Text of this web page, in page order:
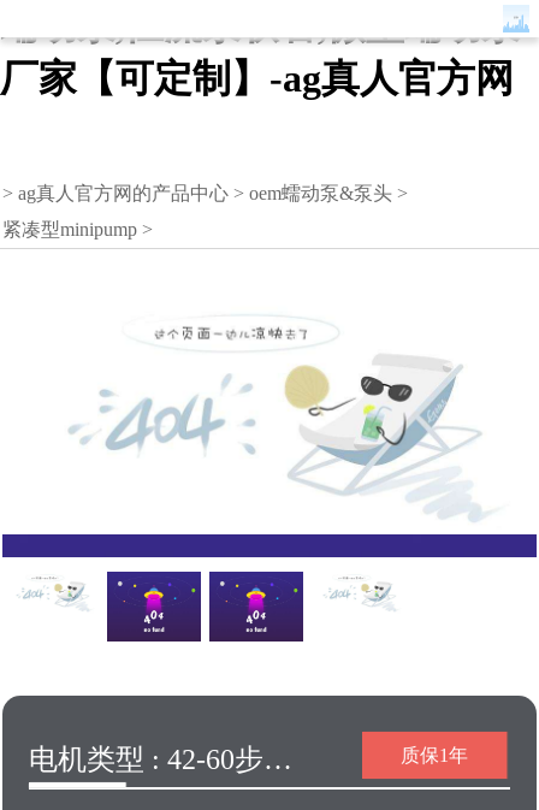
蠕动泵,恒流泵软管,微型蠕动泵
厂家【可定制】-ag真人官方网
>ag真人官方网的产品中心 >oem蠕动泵&泵头 >
紧凑型minipump >
电机类型 : 42-60步进电机 质保1年